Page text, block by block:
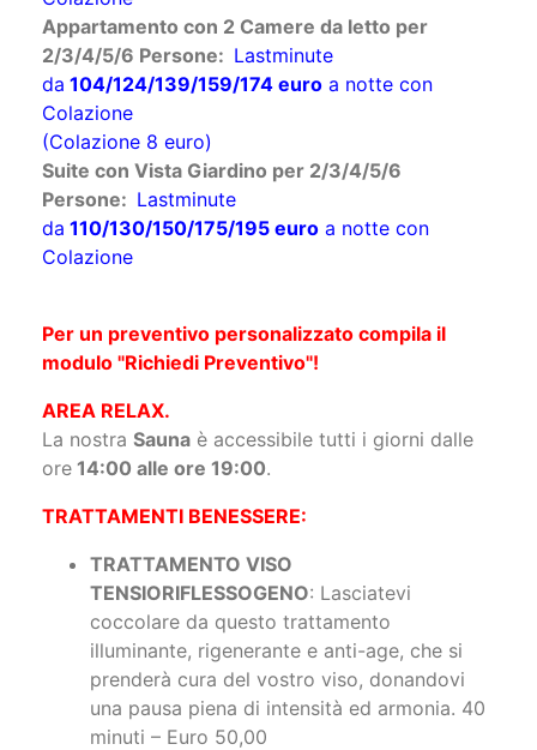
Appartamento con 2 Camere da letto per
2/3/4/5/6 Persone: Lastminute
da 104/124/139/159/174 euro a notte con
Colazione
(Colazione 8 euro)
Suite con Vista Giardino per 2/3/4/5/6
Persone: Lastminute
da 110/130/150/175/195 euro a notte con
Colazione
Per un preventivo personalizzato compila il
modulo "Richiedi Preventivo"!
AREA RELAX.
La nostra Sauna è accessibile tutti i giorni dalle
ore 14:00 alle ore 19:00.
TRATTAMENTI BENESSERE:
TRATTAMENTO VISO
TENSIORIFLESSOGENO: Lasciatevi
coccolare da questo trattamento
illuminante, rigenerante e anti-age, che si
prenderà cura del vostro viso, donandovi
una pausa piena di intensità ed armonia. 40
minuti – Euro 50,00